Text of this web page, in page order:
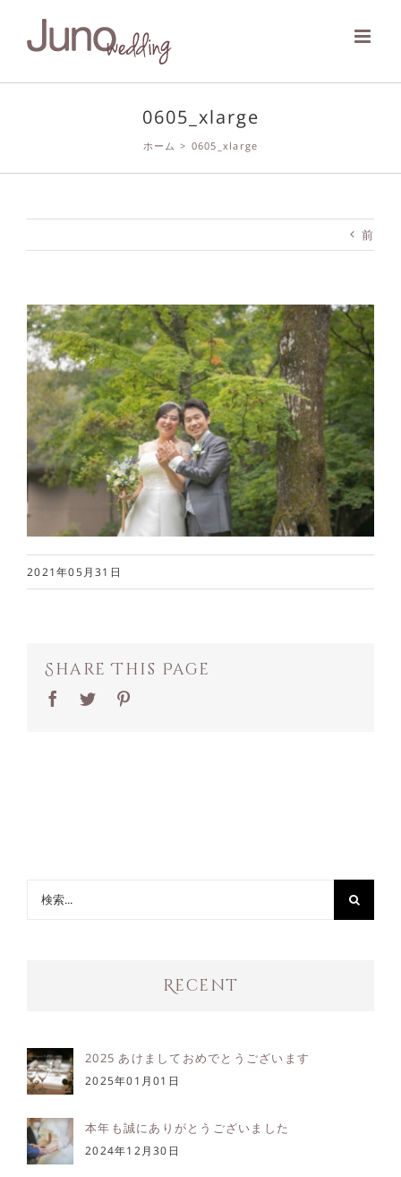
0605_xlarge
ホーム > 0605_xlarge
前
2021年05月31日
Share This Page
Facebook
Twitter
Recent
2025 あけましておめでとうございます
2025年01月01日
本年も誠にありがとうございました
2024年12月30日